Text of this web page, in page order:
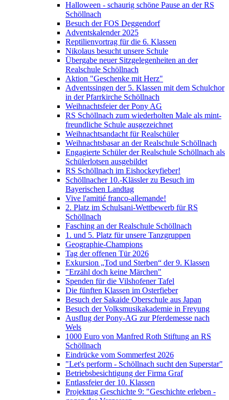
Halloween - schaurig schöne Pause an der RS
Schöllnach
Besuch der FOS Deggendorf
Adventskalender 2025
Reptilienvortrag für die 6. Klassen
Nikolaus besucht unsere Schule
Übergabe neuer Sitzgelegenheiten an der
Realschule Schöllnach
Aktion "Geschenke mit Herz"
Adventssingen der 5. Klassen mit dem Schulchor
in der Pfarrkirche Schöllnach
Weihnachtsfeier der Pony AG
RS Schöllnach zum wiederholten Male als mint-
freundliche Schule ausgezeichnet
Weihnachtsandacht für Realschüler
Weihnachtsbasar an der Realschule Schöllnach
Engagierte Schüler der Realschule Schöllnach als
Schülerlotsen ausgebildet
RS Schöllnach im Eishockeyfieber!
Schöllnacher 10.-Klässler zu Besuch im
Bayerischen Landtag
Vive l'amitié franco-allemande!
2. Platz im Schulsani-Wettbewerb für RS
Schöllnach
Fasching an der Realschule Schöllnach
1. und 5. Platz für unsere Tanzgruppen
Geographie-Champions
Tag der offenen Tür 2026
Exkursion „Tod und Sterben“ der 9. Klassen
"Erzähl doch keine Märchen"
Spenden für die Vilshofener Tafel
Die fünften Klassen im Osterfieber
Besuch der Sakaide Oberschule aus Japan
Besuch der Volksmusikakademie in Freyung
Ausflug der Pony-AG zur Pferdemesse nach
Wels
1000 Euro von Manfred Roth Stiftung an RS
Schöllnach
Eindrücke vom Sommerfest 2026
"Let's perform - Schöllnach sucht den Superstar"
Betriebsbesichtigung der Firma Graf
Entlassfeier der 10. Klassen
Projekttag Geschichte 9: "Geschichte erleben -